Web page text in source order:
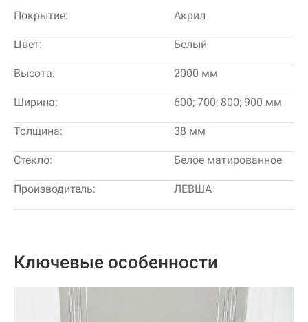
Покрытие: Акрил
Цвет: Белый
Высота: 2000 мм
Ширина: 600; 700; 800; 900 мм
Толщина: 38 мм
Стекло: Белое матированное
Производитель: ЛЕВША
Ключевые особенности